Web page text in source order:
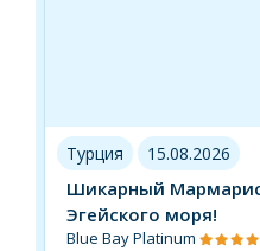
Турция 15.08.2026
Шикарный
Эгейского моря!
Blue Bay Platinum